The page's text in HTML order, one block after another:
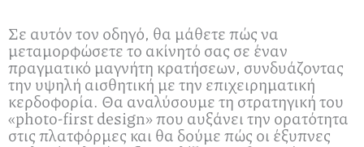
Σε αυτόν τον οδηγό, θα μάθετε πώς να
μεταμορφώσετε το ακίνητό σας σε έναν
πραγματικό μαγνήτη κρατήσεων, συνδυάζοντας
την υψηλή αισθητική με την επιχειρηματική
κερδοφορία. Θα αναλύσουμε τη στρατηγική του
«photo-first design» που αυξάνει την ορατότητα
στις πλατφόρμες και θα δούμε πώς οι έξυπνες